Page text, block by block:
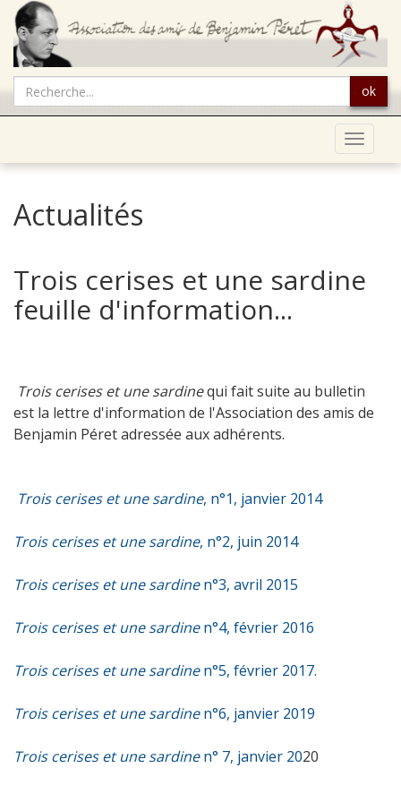
ok
Toggle
Actualités
Trois cerises et une sardine
feuille d'information...
Trois cerises et une sardinequi fait suite au bulletin
est la lettre d'information de l'Association des amis de
Benjamin Péret adressée aux adhérents.
Trois cerises et une sardine, n°1, janvier 2014
Trois cerises et une sardine, n°2, juin 2014
Trois cerises et une sardinen°3, avril 2015
Trois cerises et une sardinen°4, février 2016
Trois cerises et une sardinen°5, février 2017.
Trois cerises et une sardinen°6, janvier 2019
Trois cerises et une sardinen° 7, janvier 2020